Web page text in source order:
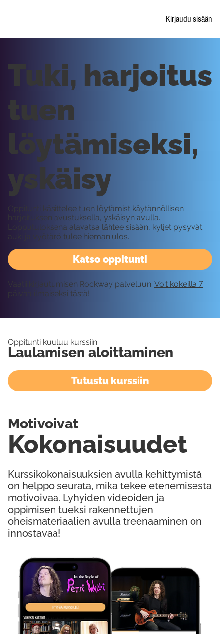
Kirjaudu sisään
Kokeile Ilmaiseksi
Katso oppitunti
Tuki, harjoitus
tuen
löytämiseksi,
yskäisy
Oppitunti käsittelee tuen löytämist käytännöllisen
harjoituksen avustuksella, yskäisyn avulla.
Lopputuloksena alavatsa lähtee sisään, kyljet pysyvät
auki ja vyötärö tulee hieman ulos.
Vaatii kirjautumisen Rockway palveluun. Voit kokeilla 7
päivää ilmaiseksi tästä!
Oppitunti kuuluu kurssiin
Laulamisen aloittaminen
Tutustu kurssiin
Kurssikokonaisuuksien avulla kehittymistä
on helppo seurata, mikä tekee etenemisestä
motivoivaa. Lyhyiden videoiden ja
oppimisen tueksi rakennettujen
oheismateriaalien avulla treenaaminen on
innostavaa!
Kokonaisuudet
Motivoivat